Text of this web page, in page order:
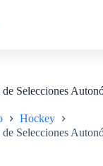
Selecciones
Hockey
Selecciones